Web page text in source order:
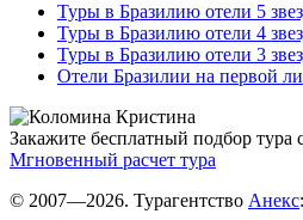
Туры в Бразилию отели 5
Туры в Бразилию отели 4
Туры в Бразилию отели 3
Отели Бразилии на первой
Закажите бесплатный подбор тура
Мгновенный расчет тура
© 2007—2026. Турагентство Анекс